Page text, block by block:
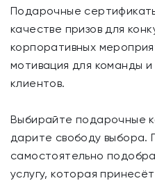
Подарочные
качестве призов для
корпоративных
мотивация для команды
клиентов.
Выбирайте подарочные
дарите свободу выбора.
самостоятельно
услугу, которая